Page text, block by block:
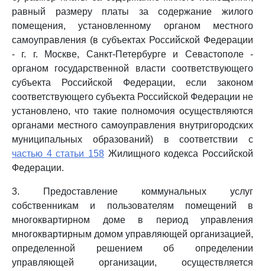
равный размеру платы за содержание жилого
помещения, установленному органом местного
самоуправления (в субъектах Российской Федерации
- г. г. Москве, Санкт-Петербурге и Севастополе -
органом государственной власти соответствующего
субъекта Российской Федерации, если законом
соответствующего субъекта Российской Федерации не
установлено, что такие полномочия осуществляются
органами местного самоуправления внутригородских
муниципальных образований) в соответствии с
частью 4 статьи 158 Жилищного кодекса Российской
Федерации.
3. Предоставление коммунальных услуг
собственникам и пользователям помещений в
многоквартирном доме в период управления
многоквартирным домом управляющей организацией,
определенной решением об определении
управляющей организации, осуществляется